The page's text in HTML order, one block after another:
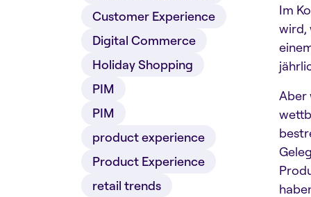
Customer Experience
Digital Commerce
Holiday Shopping
PIM
PIM
product experience
Product Experience
retail trends
Im
wird,
Aber